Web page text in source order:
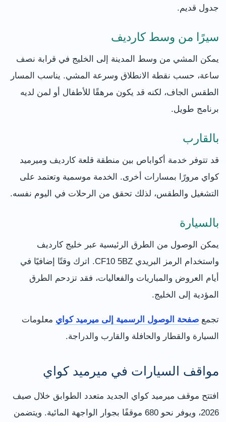
جدول قديم.
سيرًا من وسط كارديف
يمكن المشي من وسط المدينة إلى الخليج في قرابة نصف
ساعة، حسب نقطة الانطلاق وسرعة المشي. يناسب المسار
الطقس الجاف، لكنه قد يكون مرهقًا للأطفال أو لمن لديه
برنامج طويل.
بالقارب
قد تتوفر خدمة أكواباص بين منطقة قلعة كارديف وميرميد
كواي مرورًا بمسارات أخرى. الخدمة موسمية وتعتمد على
التشغيل والطقس، لذلك تحقق من الرحلات في اليوم نفسه.
بالسيارة
يمكن الوصول من الطرق الرئيسية عبر خليج كارديف
واستخدام الرمز البريدي CF10 5BZ. اترك وقتًا إضافيًا في
أيام العروض والمباريات والفعاليات، فقد تزدحم الطرق
المؤدية إلى الخليج.
تجمع صفحة الوصول الرسمية إلى ميرميد كواي معلومات
السيارة والقطار والحافلة والقارب والدراجة.
مواقف السيارات في ميرميد كواي
افتتح موقف ميرميد كواي الجديد متعدد الطوابق خلال صيف
2026، ويوفر نحو 680 موقفًا بجوار الواجهة المائية. ويتضمن